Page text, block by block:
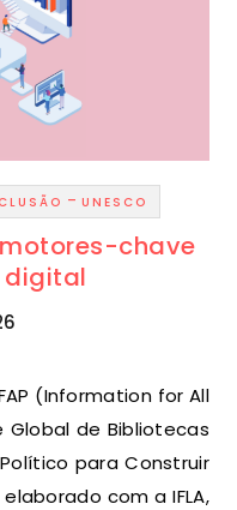
- UNESCO
motores-chave
digital
Global de Bibliotecas
para Construir
com a IFLA,